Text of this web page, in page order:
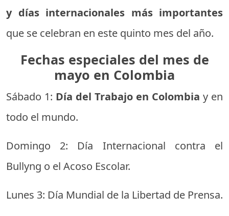
y días internacionales más importantes
que se celebran en este quinto mes del año.
Fechas especiales del mes de
mayo en Colombia
Sábado 1: Día del Trabajo en Colombia y en
todo el mundo.
Domingo 2: Día Internacional contra el
Bullyng o el Acoso Escolar.
Lunes 3: Día Mundial de la Libertad de Prensa.